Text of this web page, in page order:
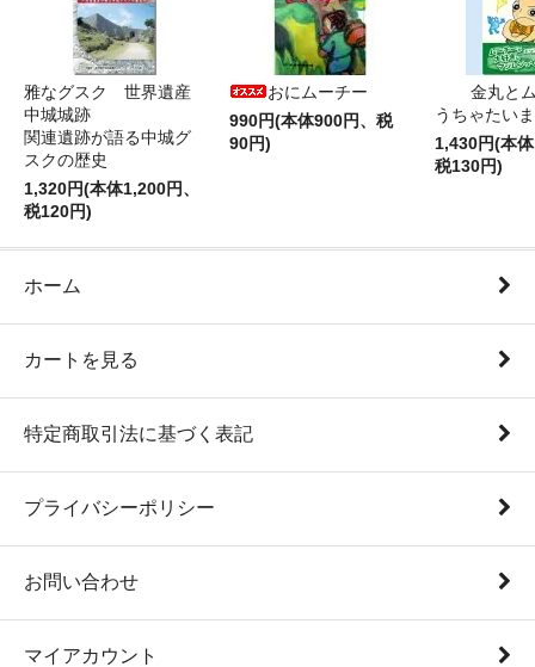
雅なグスク 世界遺産
中城城跡
関連遺跡が語る中城グ
スクの歴史
1,320円(本体1,200円、
税120円)
おにムーチー
990円(本体900円、税
90円)
金丸と
うちゃたい
1,430円(本
税130円)
ホーム
カートを見る
特定商取引法に基づく表記
プライバシーポリシー
お問い合わせ
マイアカウント